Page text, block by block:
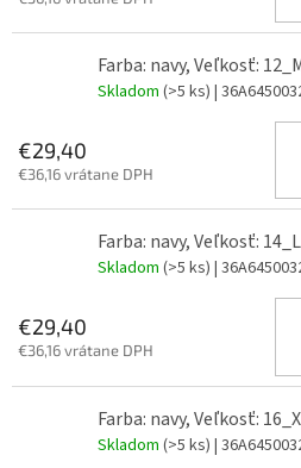
Farba: navy, Veľkosť:
Skladom (>5 ks) |
€29,40
€36,16 vrátane DPH
Farba: navy, Veľkosť: 14_L
Skladom (>5 ks) |
€29,40
€36,16 vrátane DPH
Farba: navy, Veľkosť:
Skladom (>5 ks) |